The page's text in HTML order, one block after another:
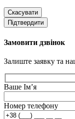
Скасувати
Підтвердити
Замовити дзвінок
Залиште заявку та
Ваше Ім’я
Номер телефону